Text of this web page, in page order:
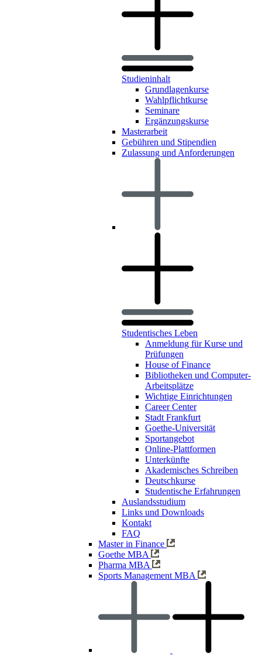
Studieninhalt
Grundlagenkurse
Wahlpflichtkurse
Seminare
Ergänzungskurse
Masterarbeit
Gebühren und Stipendien
Zulassung und Anforderungen
Studentisches Leben
Anmeldung für Kurse und
Prüfungen
House of Finance
Bibliotheken und Computer-
Arbeitsplätze
Wichtige Einrichtungen
Career Center
Stadt Frankfurt
Goethe-Universität
Sportangebot
Online-Plattformen
Unterkünfte
Akademisches Schreiben
Deutschkurse
Studentische Erfahrungen
Auslandsstudium
Links und Downloads
Kontakt
FAQ
Master in Finance
Goethe MBA
Pharma MBA
Sports Management MBA